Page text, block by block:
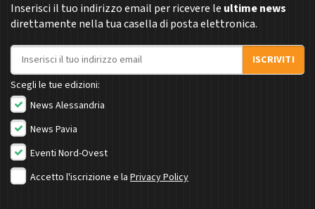
Inserisci il tuo indirizzo email per ricevere le ultime news
direttamente nella tua casella di posta elettronica.
Indirizzo email
ISCRIVITI
Scegli le tue edizioni:
News Alessandria
News Pavia
Eventi Nord-Ovest
Accetto l'iscrizione e la Privacy Policy